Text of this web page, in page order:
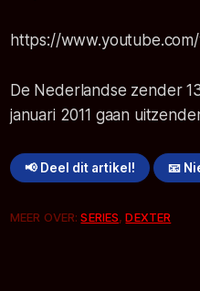
https://
De Nederlandse zender
januari 2011 gaan
📢 Deel dit artikel! 📧
MEER OVER:SERIES,DEXTER